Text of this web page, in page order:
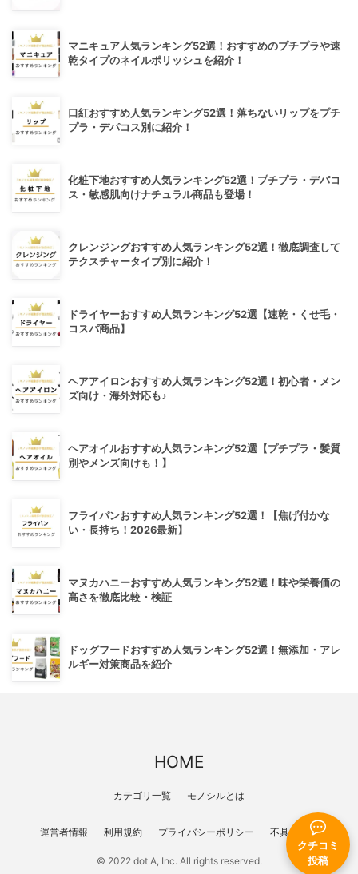
クチコミ
投稿
マニキュア人気ランキング52選！おすすめのプチプラや速
乾タイプのネイルポリッシュを紹介！
口紅おすすめ人気ランキング52選！落ちないリップをプチ
プラ・デパコス別に紹介！
化粧下地おすすめ人気ランキング52選！プチプラ・デパコ
ス・敏感肌向けナチュラル商品も登場！
クレンジングおすすめ人気ランキング52選！徹底調査して
テクスチャータイプ別に紹介！
ドライヤーおすすめ人気ランキング52選【速乾・くせ毛・
コスパ商品】
ヘアアイロンおすすめ人気ランキング52選！初心者・メン
ズ向け・海外対応も♪
ヘアオイルおすすめ人気ランキング52選【プチプラ・髪質
別やメンズ向けも！】
フライパンおすすめ人気ランキング52選！【焦げ付かな
い・長持ち！2026最新】
マヌカハニーおすすめ人気ランキング52選！味や栄養価の
高さを徹底比較・検証
ドッグフードおすすめ人気ランキング52選！無添加・アレ
ルギー対策商品を紹介
HOME
カテゴリ一覧 モノシルとは
運営者情報 利用規約 プライバシーポリシー 不具合報告
© 2022 dot A, Inc. All rights reserved.